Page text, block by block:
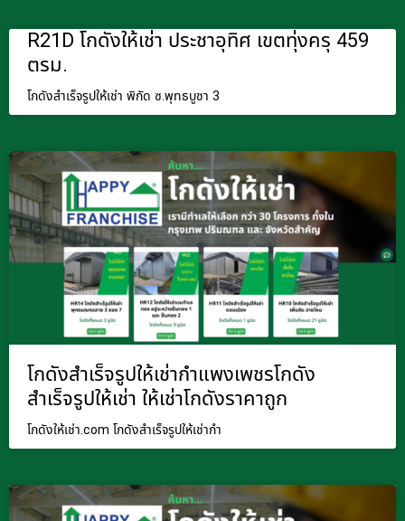
R21D โกดังให้เช่า ประชาอุทิศ เขตทุ่งครุ 459
ตรม.
โกดังสำเร็จรูปให้เช่า พิกัด ซ.พุทธบูชา 3
โกดังสำเร็จรูปให้เช่ากำแพงเพชรโกดัง
สำเร็จรูปให้เช่า ให้เช่าโกดังราคาถูก
โกดังให้เช่า.com โกดังสำเร็จรูปให้เช่ากำ